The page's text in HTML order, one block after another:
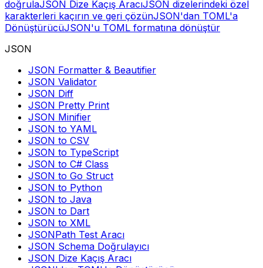
doğrulaJSON Dize Kaçış AracıJSON dizelerindeki özel
karakterleri kaçırın ve geri çözünJSON'dan TOML'a
DönüştürücüJSON'u TOML formatına dönüştür
JSON
JSON Formatter & Beautifier
JSON Validator
JSON Diff
JSON Pretty Print
JSON Minifier
JSON to YAML
JSON to CSV
JSON to TypeScript
JSON to C# Class
JSON to Go Struct
JSON to Python
JSON to Java
JSON to Dart
JSON to XML
JSONPath Test Aracı
JSON Schema Doğrulayıcı
JSON Dize Kaçış Aracı